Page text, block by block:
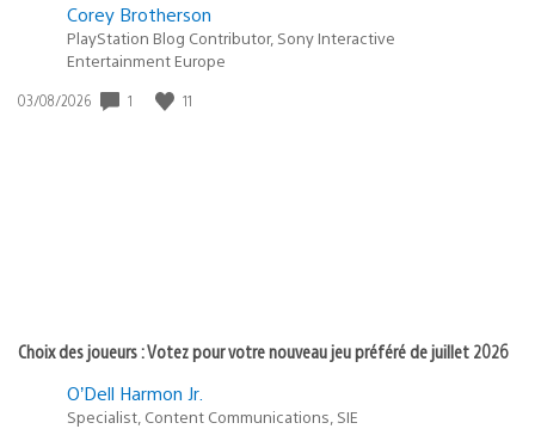
Corey Brotherson
PlayStation Blog Contributor, Sony Interactive
Entertainment Europe
Date
03/08/2026 1 11
Choix des joueurs : Votez pour votre nouveau jeu préféré de juillet 2026
O’Dell Harmon Jr.
Specialist, Content Communications, SIE